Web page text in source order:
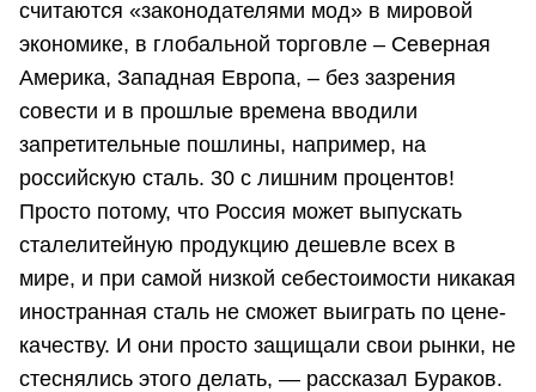
считаются «законодателями мод» в мировой
экономике, в глобальной торговле – Северная
Америка, Западная Европа, – без зазрения
совести и в прошлые времена вводили
запретительные пошлины, например, на
российскую сталь. 30 с лишним процентов!
Просто потому, что Россия может выпускать
сталелитейную продукцию дешевле всех в
мире, и при самой низкой себестоимости никакая
иностранная сталь не сможет выиграть по цене-
качеству. И они просто защищали свои рынки, не
стеснялись этого делать, — рассказал Бураков.